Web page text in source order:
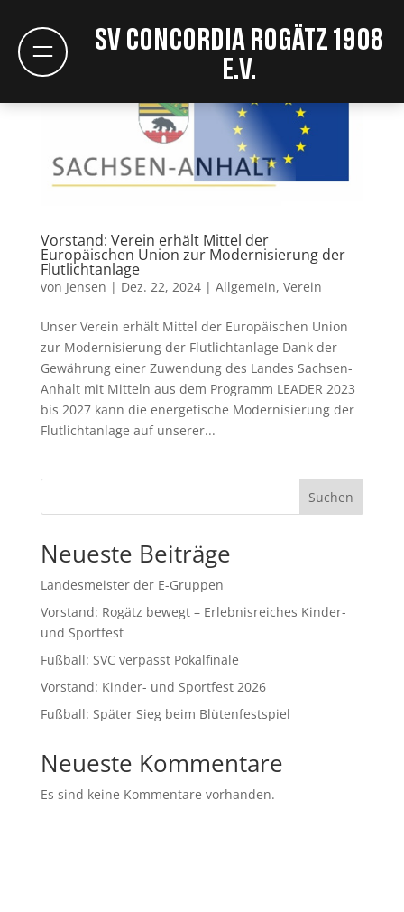
SV Concordia Rogätz 1908
e.V.
Vorstand: Verein erhält Mittel der
Europäischen Union zur Modernisierung der
Flutlichtanlage
von Jensen | Dez. 22, 2024| Allgemein, Verein
Unser Verein erhält Mittel der Europäischen Union
zur Modernisierung der Flutlichtanlage Dank der
Gewährung einer Zuwendung des Landes Sachsen-
Anhalt mit Mitteln aus dem Programm LEADER 2023
bis 2027 kann die energetische Modernisierung der
Flutlichtanlage auf unserer...
Suchen
Neueste Beiträge
Landesmeister der E-Gruppen
Vorstand: Rogätz bewegt – Erlebnisreiches Kinder-
und Sportfest
Fußball: SVC verpasst Pokalfinale
Vorstand: Kinder- und Sportfest 2026
Fußball: Später Sieg beim Blütenfestspiel
Neueste Kommentare
Es sind keine Kommentare vorhanden.